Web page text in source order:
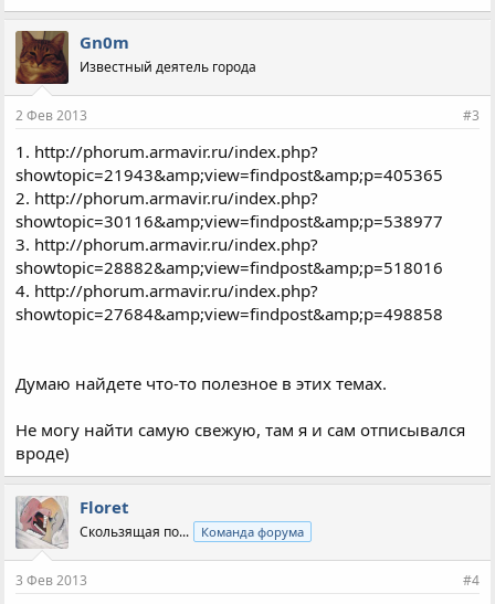
Gn0m
Известный деятель города
2 Фев 2013 #3
1. http://phorum.armavir.ru/index.php?
showtopic=21943&amp;view=findpost&amp;p=405365
2. http://phorum.armavir.ru/index.php?
showtopic=30116&amp;view=findpost&amp;p=538977
3. http://phorum.armavir.ru/index.php?
showtopic=28882&amp;view=findpost&amp;p=518016
4. http://phorum.armavir.ru/index.php?
showtopic=27684&amp;view=findpost&amp;p=498858
Думаю найдете что-то полезное в этих темах.
Не могу найти самую свежую, там я и сам отписывался
вроде)
Floret
Скользящая по... Команда форума
3 Фев 2013 #4